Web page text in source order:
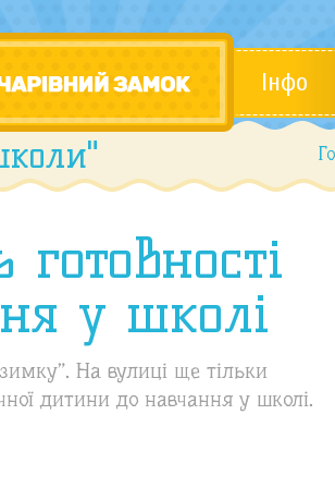
Інфо
у школі
На вулиці ще тільки
дитини до навчання у школі.